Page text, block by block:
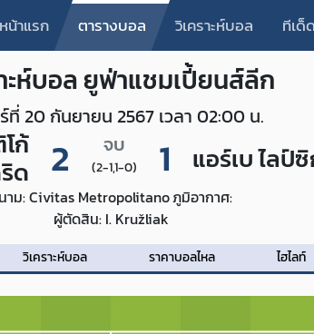
หน้าแรก ตารางบอล วิเคราะห์บอล ทีเด็
ะห์บอล ยูฟ่าแชมเปี้ยนส์ลีก
ที่ 20 กันยายน 2567 เวลา 02:00 น.
ก้
ด 2 จบ
(2-1,1-0) 1 แอร์เบ ไลป์
าม: Civitas Metropolitanoภูมิอากาศ:
ผู้ตัดสิน: I. Kružliak
วิเคราะห์บอล ราคาบอลไหล ไฮไลท์